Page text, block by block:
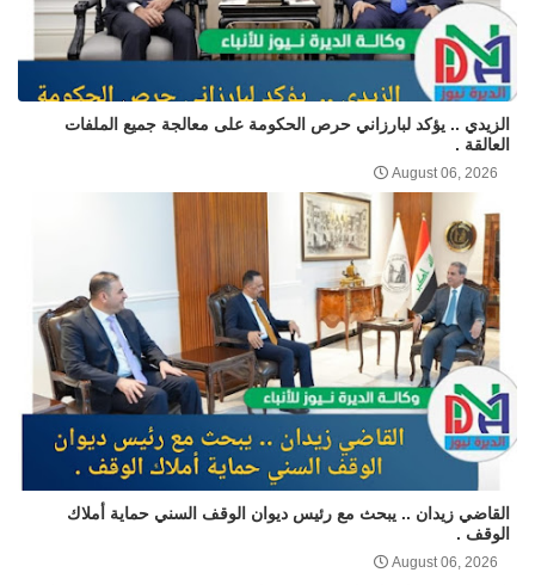
الزيدي .. يؤكد لبارزاني حرص الحكومة على معالجة جميع الملفات
العالقة .
August 06, 2026
القاضي زيدان .. يبحث مع رئيس ديوان الوقف السني حماية أملاك
الوقف .
August 06, 2026